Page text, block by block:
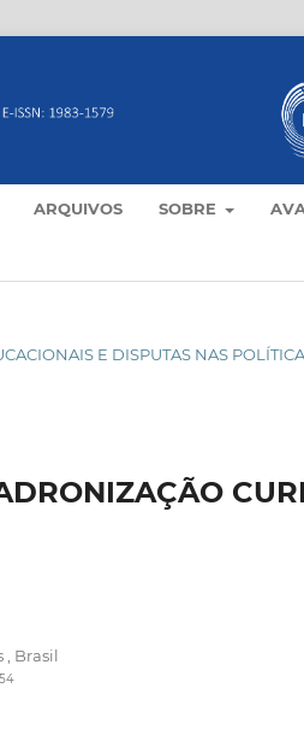
ARQUIVOS SOBRE
E DISPUTAS NAS
, Brasil